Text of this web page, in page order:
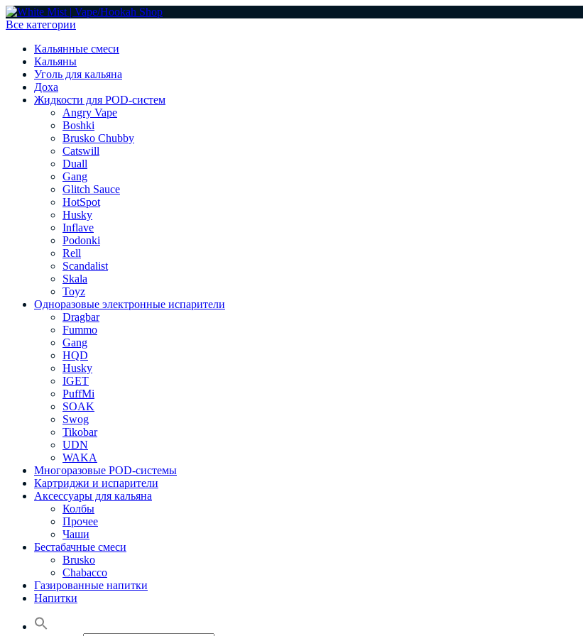
Все категории
Кальянные смеси
Кальяны
Уголь для кальяна
Доха
Жидкости для POD-систем
Angry Vape
Boshki
Brusko Chubby
Catswill
Duall
Gang
Glitch Sauce
HotSpot
Husky
Inflave
Podonki
Rell
Scandalist
Skala
Toyz
Одноразовые электронные испарители
Dragbar
Fummo
Gang
HQD
Husky
IGET
PuffMi
SOAK
Swog
Tikobar
UDN
WAKA
Многоразовые POD-системы
Картриджи и испарители
Аксессуары для кальяна
Колбы
Прочее
Чаши
Бестабачные смеси
Brusko
Chabacco
Газированные напитки
Напитки